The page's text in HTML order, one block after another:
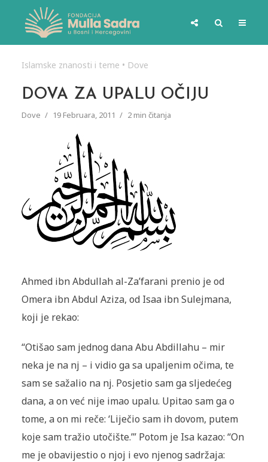
Islamske znanosti i teme • Dove
DOVA ZA UPALU OČIJU
Dove 19 Februara, 2011 2 min čitanja
Ahmed ibn Abdullah al-Za’farani prenio je od
Omera ibn Abdul Aziza, od Isaa ibn Sulejmana,
koji je rekao:
“Otišao sam jednog dana Abu Abdillahu – mir
neka je na nj – i vidio ga sa upaljenim očima, te
sam se sažalio na nj. Posjetio sam ga sljedećeg
dana, a on već nije imao upalu. Upitao sam ga o
tome, a on mi reče: ‘Li­ječio sam ih dovom, putem
koje sam tražio utočište.’” Potom je Isa ka­zao: “On
me je obavijestio o njoj i evo njenog sadržaja: